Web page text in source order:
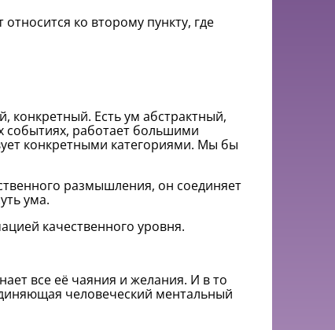
относится ко второму пункту, где
конкретный. Есть ум абстрактный,
событиях, работает большими
конкретными категориями. Мы бы
размышления, он соединяет
ума.
качественного уровня.
все её чаяния и желания. И в то
человеческий ментальный